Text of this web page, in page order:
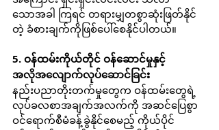
သောအခါ ကြရင် တရားမျှတစွာဆုံးဖြတ်နိုင်
တဲ့ ခံစားချက်ကိုဖြစ်ပေါ်စေနိုင်ပါတယ်။
5. ဝန်ထမ်းကိုယ်တိုင် ဝန်ဆောင်မှုနှင့်
အလိုအလျောက်လုပ်ဆောင်ခြင်း
နည်းပညာတိုးတက်မှုတွေက ဝန်ထမ်းတွေရဲ့
လုပ်ခလစာအချက်အလက်ကို အဆင်ပြေစွာ
ဝင်ရောက်စီမံခန့်ခွဲနိုင်စေမည့် ကိုယ်ပိုင်